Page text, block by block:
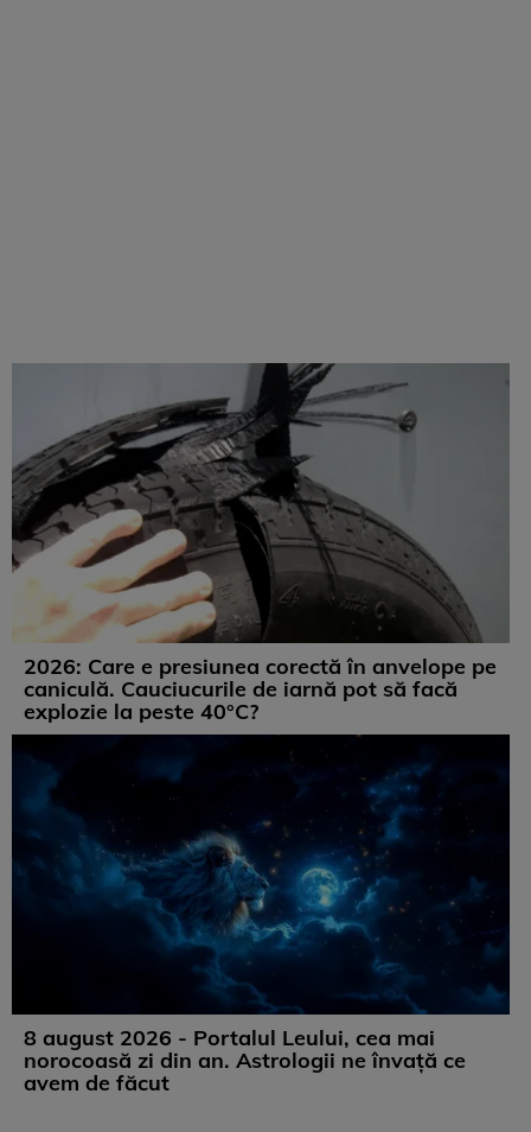
2026: Care e presiunea corectă în anvelope pe
caniculă. Cauciucurile de iarnă pot să facă
explozie la peste 40°C?
8 august 2026 - Portalul Leului, cea mai
norocoasă zi din an. Astrologii ne învață ce
avem de făcut